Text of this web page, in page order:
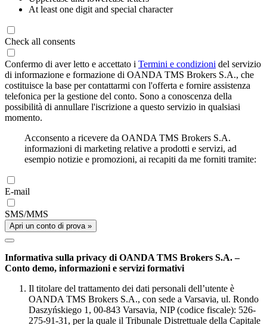
At least one digit and special character
Check all consents
Confermo di aver letto e accettato i Termini e condizioni del servizio
di informazione e formazione di OANDA TMS Brokers S.A., che
costituisce la base per contattarmi con l'offerta e fornire assistenza
telefonica per la gestione del conto. Sono a conoscenza della
possibilità di annullare l'iscrizione a questo servizio in qualsiasi
momento.
Acconsento a ricevere da OANDA TMS Brokers S.A.
informazioni di marketing relative a prodotti e servizi, ad
esempio notizie e promozioni, ai recapiti da me forniti tramite:
E-mail
SMS/MMS
Apri un conto di prova »
Informativa sulla privacy di OANDA TMS Brokers S.A. –
Conto demo, informazioni e servizi formativi
Il titolare del trattamento dei dati personali dell’utente è
OANDA TMS Brokers S.A., con sede a Varsavia, ul. Rondo
Daszyńskiego 1, 00-843 Varsavia, NIP (codice fiscale): 526-
275-91-31, per la quale il Tribunale Distrettuale della Capitale